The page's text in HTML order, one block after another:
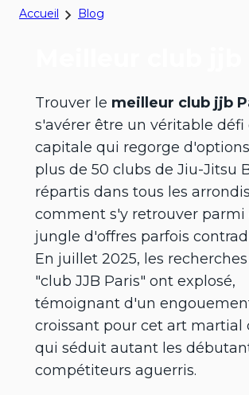
Accueil Blog
Trouver le meilleur club jjb
s'avérer être un véritable défi
capitale qui regorge
plus de 50 clubs de Jiu-Jitsu
répartis dans tous les
comment s'y retrouver parmi
jungle d'offres parfois
En juillet 2025, les
"club JJB Paris" ont explosé,
témoignant d'un
croissant pour cet art martial
qui séduit autant les
compétiteurs aguerris.